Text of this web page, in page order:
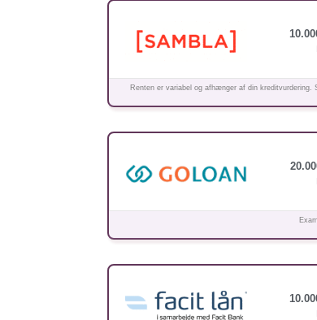
Renten er variabel og afhænger af din kreditvurdering.